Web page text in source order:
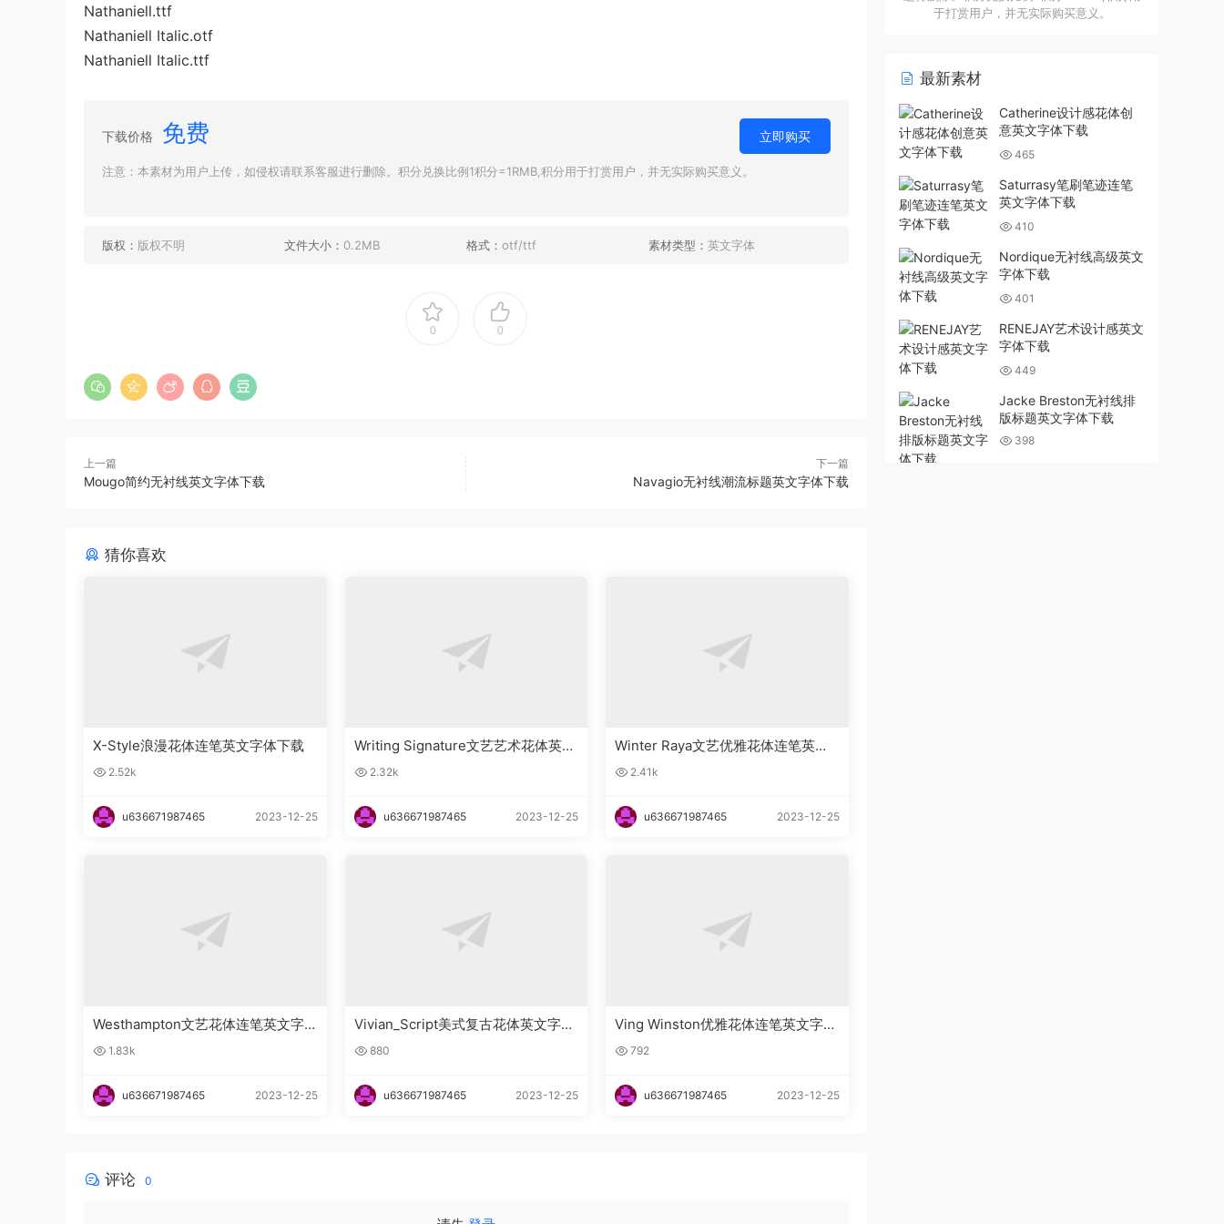
Nathaniell.ttf
Nathaniell Italic.otf
Nathaniell Italic.ttf
下载价格 免费 立即购买
注意：本素材为用户上传，如侵权请联系客服进行删除。积分兑换比例1积分=1RMB,积分用于打赏用户，并无实际购买意义。
版权： 版权不明 文件大小： 0.2MB 格式： otf/ttf 素材类型： 英文字体
0 0
上一篇
Mougo简约无衬线英文字体下载
下一篇
Navagio无衬线潮流标题英文字体下载
猜你喜欢
X-Style浪漫花体连笔英文字体下载
2.52k
u636671987465 2023-12-25
Writing Signature文艺艺术花体英文
字体下载
2.32k
u636671987465 2023-12-25
Winter Raya文艺优雅花体连笔英文
字体下载
2.41k
u636671987465 2023-12-25
Westhampton文艺花体连笔英文字
体下载
1.83k
u636671987465 2023-12-25
Vivian_Script美式复古花体英文字体
下载
880
u636671987465 2023-12-25
Ving Winston优雅花体连笔英文字体
下载792
u636671987465 2023-12-25
评论 0
于打赏用户，并无实际购买意义。
最新素材
Catherine设计感花体创
意英文字体下载
465
Saturrasy笔刷笔迹连笔
英文字体下载
410
Nordique无衬线高级英文
字体下载
401
RENEJAY艺术设计感英文
字体下载
449
Jacke Breston无衬线排
版标题英文字体下载
398